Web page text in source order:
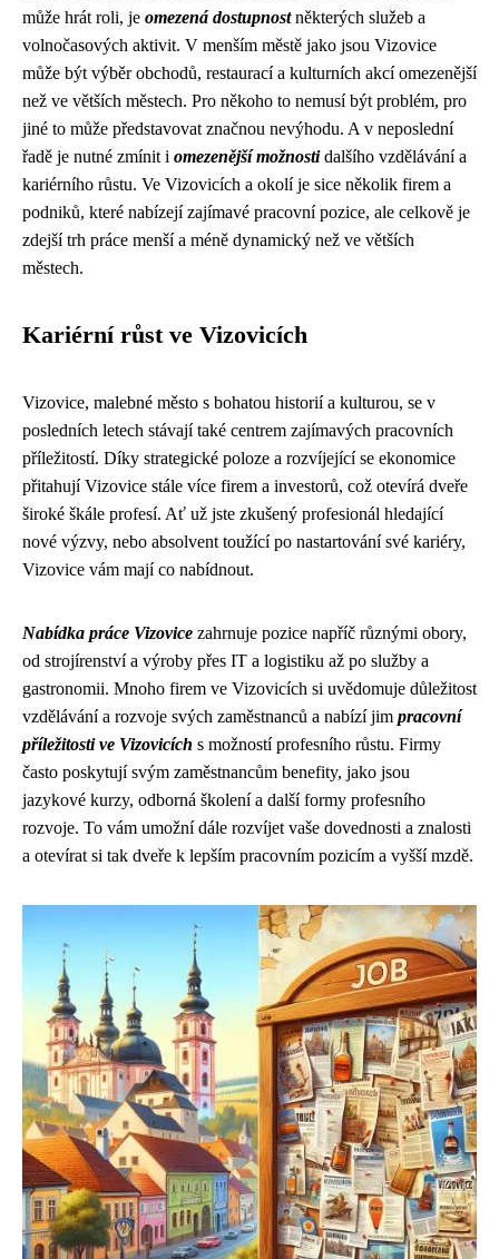
může hrát roli, je omezená dostupnostněkterých služeb a
volnočasových aktivit. V menším městě jako jsou Vizovice
může být výběr obchodů, restaurací a kulturních akcí omezenější
než ve větších městech. Pro někoho to nemusí být problém, pro
jiné to může představovat značnou nevýhodu. A v neposlední
řadě je nutné zmínit i omezenější možnostidalšího vzdělávání a
kariérního růstu. Ve Vizovicích a okolí je sice několik firem a
podniků, které nabízejí zajímavé pracovní pozice, ale celkově je
zdejší trh práce menší a méně dynamický než ve větších
městech.
Kariérní růst ve Vizovicích
Vizovice, malebné město s bohatou historií a kulturou, se v
posledních letech stávají také centrem zajímavých pracovních
příležitostí. Díky strategické poloze a rozvíjející se ekonomice
přitahují Vizovice stále více firem a investorů, což otevírá dveře
široké škále profesí. Ať už jste zkušený profesionál hledající
nové výzvy, nebo absolvent toužící po nastartování své kariéry,
Vizovice vám mají co nabídnout.
Nabídka práce Vizovice zahrnuje pozice napříč různými obory,
od strojírenství a výroby přes IT a logistiku až po služby a
gastronomii. Mnoho firem ve Vizovicích si uvědomuje důležitost
vzdělávání a rozvoje svých zaměstnanců a nabízí jim pracovní
příležitosti ve Vizovicích s možností profesního růstu. Firmy
často poskytují svým zaměstnancům benefity, jako jsou
jazykové kurzy, odborná školení a další formy profesního
rozvoje. To vám umožní dále rozvíjet vaše dovednosti a znalosti
a otevírat si tak dveře k lepším pracovním pozicím a vyšší mzdě.